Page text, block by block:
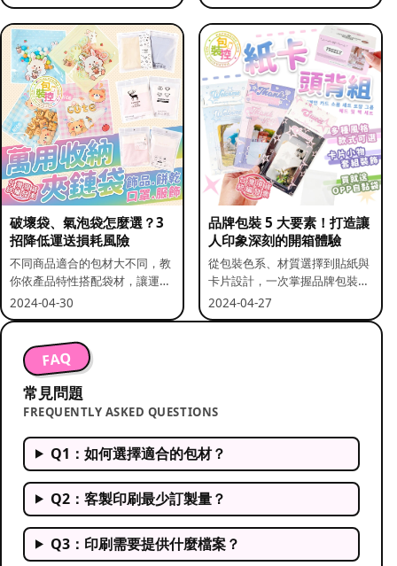
破壞袋、氣泡袋怎麼選？3
招降低運送損耗風險
不同商品適合的包材大不同，教
你依產品特性搭配袋材，讓運送
更安全。
2024-04-30
品牌包裝 5 大要素！打造讓
人印象深刻的開箱體驗
從包裝色系、材質選擇到貼紙與
卡片設計，一次掌握品牌包裝的
關鍵要素。
2024-04-27
FAQ
常見問題
FREQUENTLY ASKED QUESTIONS
Q1：如何選擇適合的包材？
Q2：客製印刷最少訂製量？
Q3：印刷需要提供什麼檔案？